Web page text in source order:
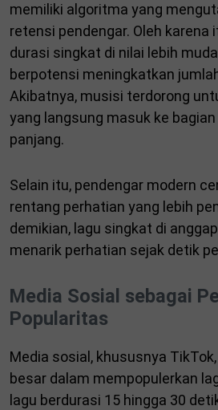
memiliki algoritma yang
retensi pendengar. Oleh karena
durasi singkat di nilai lebih
berpotensi meningkatkan
Akibatnya, musisi terdorong
yang langsung masuk ke
panjang.
Selain itu, pendengar modern
rentang perhatian yang lebih
demikian, lagu singkat di
menarik perhatian sejak detik
Media Sosial sebagai
Popularitas
Media sosial, khususnya
besar dalam mempopulerkan
lagu berdurasi 15 hingga 30